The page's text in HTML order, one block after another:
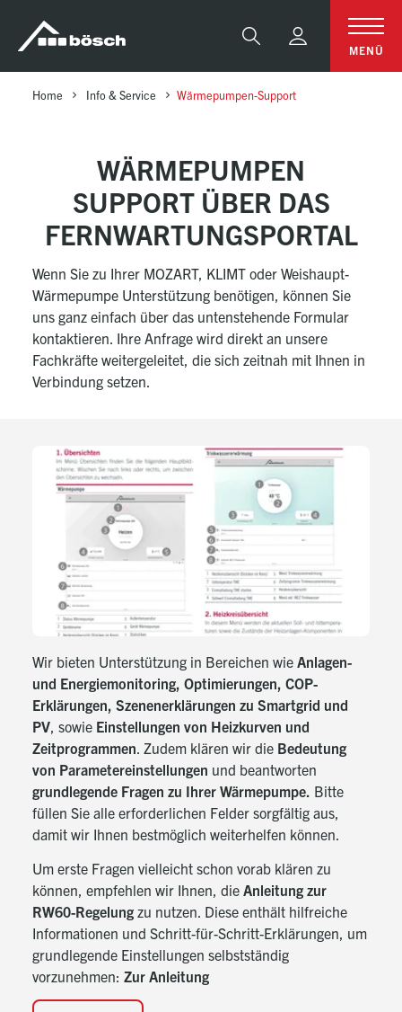
sr.skip-to.main-content
sr.skip-to.table-of-contents
sr.skip-to.main-navigation
Suche MENÜ
Home Info & Service Wärmepumpen-Support
WÄRMEPUMPEN
SUPPORT ÜBER DAS
FERNWARTUNGSPORTAL
Wenn Sie zu Ihrer MOZART, KLIMT oder Weishaupt-
Wärmepumpe Unterstützung benötigen, können Sie
uns ganz einfach über das untenstehende Formular
kontaktieren. Ihre Anfrage wird direkt an unsere
Fachkräfte weitergeleitet, die sich zeitnah mit Ihnen in
Verbindung setzen.
Wir bieten Unterstützung in Bereichen wie Anlagen-
und Energiemonitoring, Optimierungen, COP-
Erklärungen, Szenenerklärungen zu Smartgrid und
PV , sowie Einstellungen von Heizkurven und
Zeitprogrammen . Zudem klären wir die Bedeutung
von Parametereinstellungen und beantworten
grundlegende Fragen zu Ihrer Wärmepumpe. Bitte
füllen Sie alle erforderlichen Felder sorgfältig aus,
damit wir Ihnen bestmöglich weiterhelfen können.
Um erste Fragen vielleicht schon vorab klären zu
können, empfehlen wir Ihnen, die Anleitung zur
RW60-Regelung zu nutzen. Diese enthält hilfreiche
Informationen und Schritt-für-Schritt-Erklärungen, um
grundlegende Einstellungen selbstständig
vorzunehmen: Zur Anleitung